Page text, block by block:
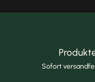
Sofort